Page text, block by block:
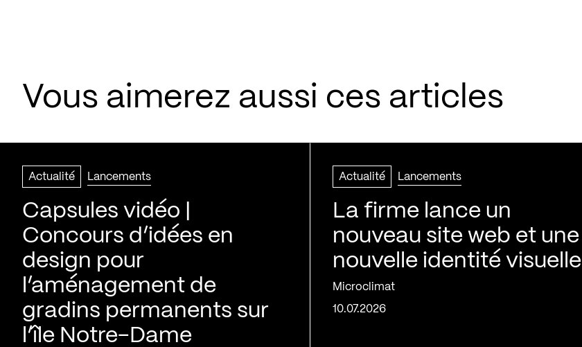
Vous aimerez aussi ces articles
Actualité Lancements
Capsules vidéo |
Concours d’idées en
design pour
l’aménagement de
gradins permanents sur
l’île Notre-Dame
Actualité Lancements
La firme lance un
nouveau site web et une
nouvelle identité visuelle
Microclimat
10.07.2026